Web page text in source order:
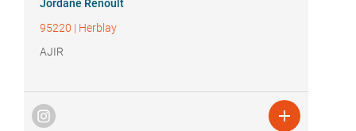
Jordane Renoult
95220 | Herblay
AJIR
